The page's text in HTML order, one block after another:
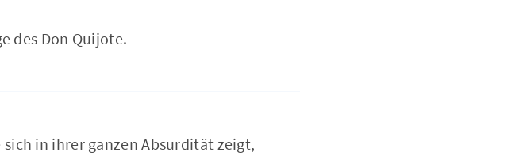
des Don Quijote.
in ihrer ganzen Absurdität zeigt,